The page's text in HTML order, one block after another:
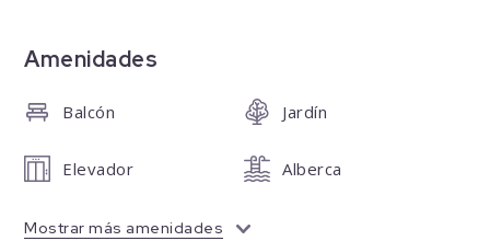
Amenidades
Balcón Jardín
Elevador Alberca
Mostrar más amenidades